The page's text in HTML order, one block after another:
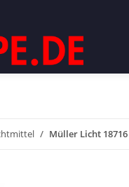
Müller Licht